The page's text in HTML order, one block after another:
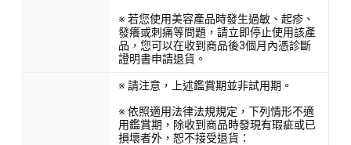
※ 若您使用美容產品時發生過敏、起疹、
發癢或刺痛等問題，請立即停止使用該產
品，您可以在收到商品後3個月內憑診斷
證明書申請退貨。
※ 請注意，上述鑑賞期並非試用期。
※ 依照適用法律法規規定，下列情形不適
用鑑賞期，除收到商品時發現有瑕疵或已
損壞者外，恕不接受退貨：